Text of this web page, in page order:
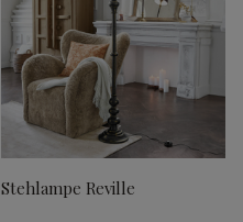
Stehlampe Reville